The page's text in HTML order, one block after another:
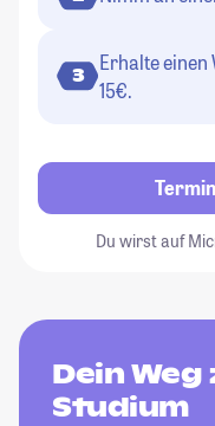
3
Erhalte
15€.
Du wirst auf
Dein
Studium